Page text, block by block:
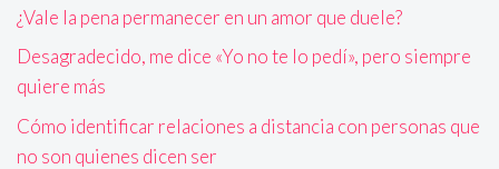
¿Vale la pena permanecer en un amor que duele?
Desagradecido, me dice «Yo no te lo pedí», pero siempre
quiere más
Cómo identificar relaciones a distancia con personas que
no son quienes dicen ser